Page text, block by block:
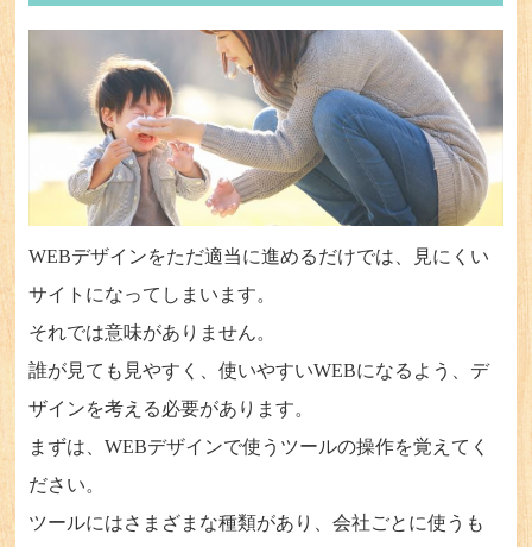
WEBデザインをただ適当に進めるだけでは、見にくい
サイトになってしまいます。
それでは意味がありません。
誰が見ても見やすく、使いやすいWEBになるよう、デ
ザインを考える必要があります。
まずは、WEBデザインで使うツールの操作を覚えてく
ださい。
ツールにはさまざまな種類があり、会社ごとに使うも